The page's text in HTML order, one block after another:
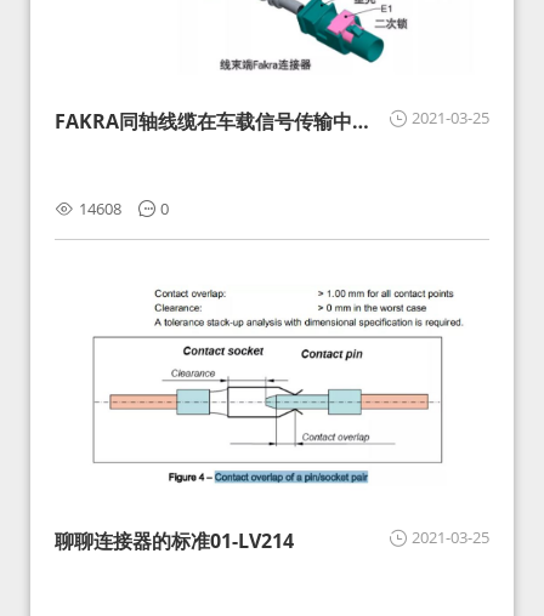
2021-03-25
FAKRA同轴线缆在车载信号传输中的
14608 0
2021-03-25
聊聊连接器的标准01-LV214